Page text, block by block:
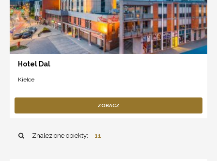
Hotel Dal
Kielce
ZOBACZ
Znalezione obiekty: 11